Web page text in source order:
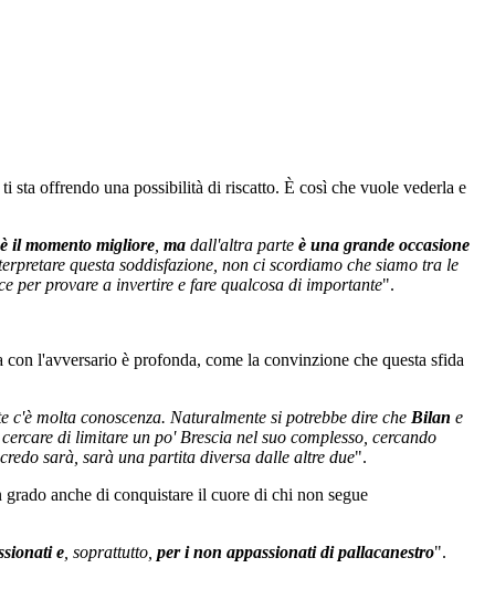
sta offrendo una possibilità di riscatto. È così che vuole vederla e
il momento migliore ma dall'altra parte è una grande occasione
questa soddisfazione, non ci scordiamo che siamo tra le
per provare a invertire e fare qualcosa di importante".
con l'avversario è profonda, come la convinzione che questa sfida
c'è molta conoscenza. Naturalmente si potrebbe dire che Bilan e
di limitare un po' Brescia nel suo complesso, cercando
sarà, sarà una partita diversa dalle altre due".
anche di conquistare il cuore di chi non segue
e , soprattutto, per i non appassionati di pallacanestro".